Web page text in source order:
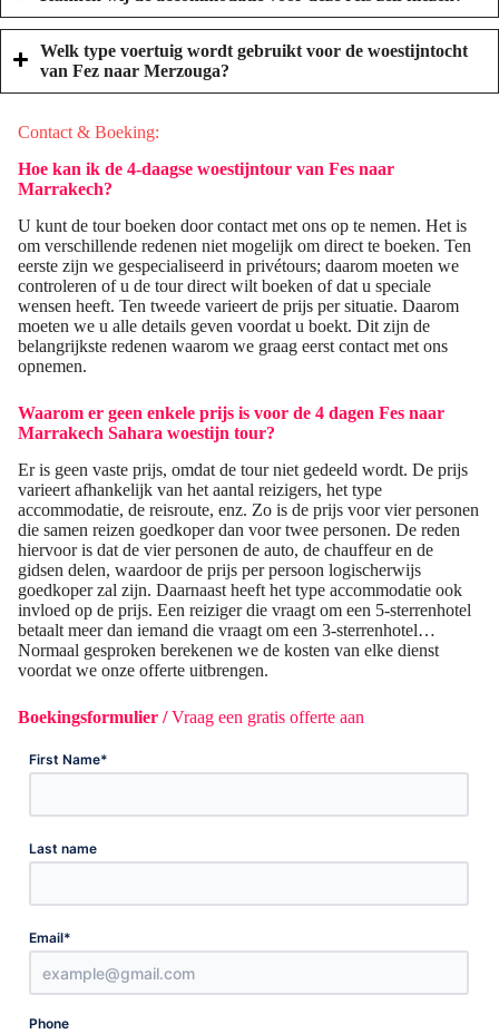
Welk type voertuig wordt gebruikt voor de woestijntocht
van Fez naar Merzouga?
Contact & Boeking:
Hoe kan ik de 4-daagse woestijntour van Fes naar
Marrakech?
U kunt de tour boeken door contact met ons op te nemen. Het is
om verschillende redenen niet mogelijk om direct te boeken. Ten
eerste zijn we gespecialiseerd in privétours; daarom moeten we
controleren of u de tour direct wilt boeken of dat u speciale
wensen heeft. Ten tweede varieert de prijs per situatie. Daarom
moeten we u alle details geven voordat u boekt. Dit zijn de
belangrijkste redenen waarom we graag eerst contact met ons
opnemen.
Waarom er geen enkele prijs is voor de 4 dagen Fes naar
Marrakech Sahara woestijn tour?
Er is geen vaste prijs, omdat de tour niet gedeeld wordt. De prijs
varieert afhankelijk van het aantal reizigers, het type
accommodatie, de reisroute, enz. Zo is de prijs voor vier personen
die samen reizen goedkoper dan voor twee personen. De reden
hiervoor is dat de vier personen de auto, de chauffeur en de
gidsen delen, waardoor de prijs per persoon logischerwijs
goedkoper zal zijn. Daarnaast heeft het type accommodatie ook
invloed op de prijs. Een reiziger die vraagt ​​om een ​​5-sterrenhotel
betaalt meer dan iemand die vraagt ​​om een ​​3-sterrenhotel…
Normaal gesproken berekenen we de kosten van elke dienst
voordat we onze offerte uitbrengen.
Boekingsformulier /Vraag een gratis offerte aan
First Name*
Last name
Email*
Phone